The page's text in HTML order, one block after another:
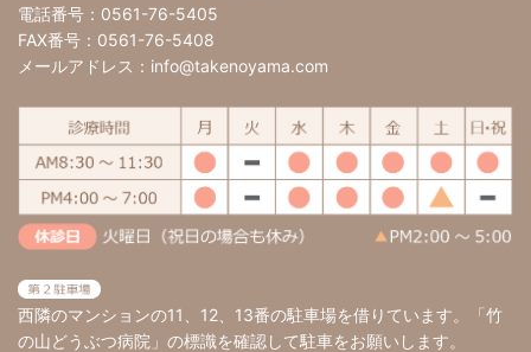
電話番号：0561-76-5405
FAX番号：0561-76-5408
メールアドレス：info@takenoyama.com
西隣のマンションの11、12、13番の駐車場を借りています。「竹
の山どうぶつ病院」の標識を確認して駐車をお願いします。